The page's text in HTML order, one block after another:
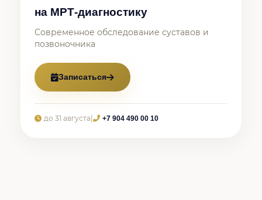
на МРТ-диагностику
Современное обследование суставов и
позвоночника
Записаться
до 31 августа +7 904 490 00 10